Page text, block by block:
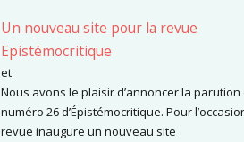
Un nouveau site pour la revue
Epistémocritique
et
Nous avons le plaisir d’annoncer la parution
numéro 26 d’Épistémocritique. Pour
revue inaugure un nouveau site